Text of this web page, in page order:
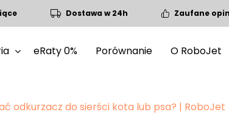
Dostawa w 24h Zaufane
eRaty 0% Porównanie O RoboJet
odkurzacz do sierści kota lub psa? | RoboJet